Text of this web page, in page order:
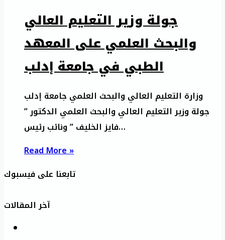
جولة وزير التعليم العالي
والبحث العلمي على المعهد
الطبي في جامعة إدلب
وزارة التعليم العالي والبحث العلمي جامعة إدلب
جولة وزير التعليم العالي والبحث العلمي الدكتور ”
فايز الخليف ” ونائب رئيس…
Read More »
تابعنا على فيسبوك
آخر المقالات